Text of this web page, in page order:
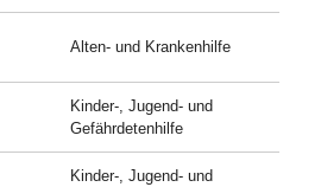
Alten- und Krankenhilfe
Kinder-, Jugend- und
Gefährdetenhilfe
Kinder-, Jugend- und